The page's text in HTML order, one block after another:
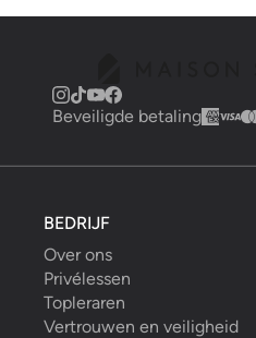
Beveiligde betaling
BEDRIJF
Over ons
Privélessen
Topleraren
Vertrouwen en veiligheid